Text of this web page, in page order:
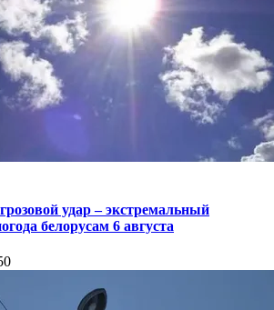
удар – экстремальный
белорусам 6 августа